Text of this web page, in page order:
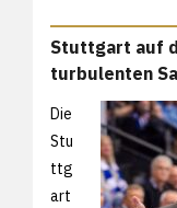
Stuttgart auf
turbulenten
Die
Stu
ttg
art